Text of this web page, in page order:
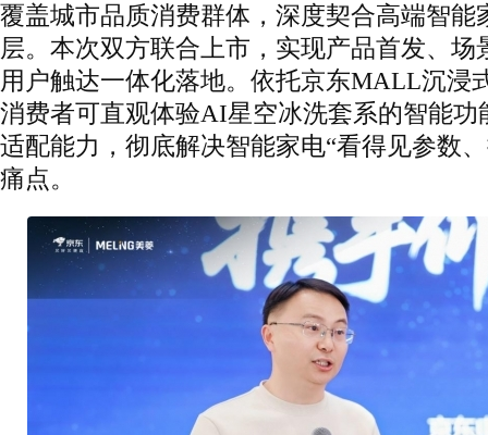
覆盖城市品质消费群体，深度契合高端智能
层。本次双方联合上市，实现产品首发、场
用户触达一体化落地。依托京东MALL沉浸
消费者可直观体验AI星空冰洗套系的智能功
适配能力，彻底解决智能家电“看得见参数
痛点。